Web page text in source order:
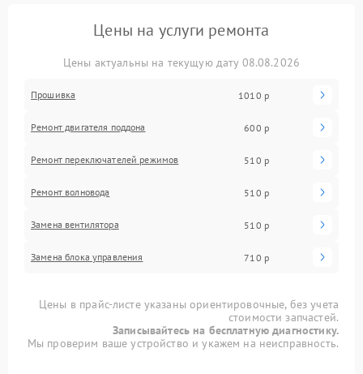
Цены на услуги ремонта
Цены актуальны на текущую дату 08.08.2026
Прошивка 1010 р
Ремонт двигателя поддона 600 р
Ремонт переключателей режимов 510 р
Ремонт волновода 510 р
Замена вентилятора 510 р
Замена блока управления 710 р
Цены в прайс-листе указаны ориентировочные, без учета
стоимости запчастей.
Записывайтесь на бесплатную диагностику.
Мы проверим ваше устройство и укажем на неисправность.